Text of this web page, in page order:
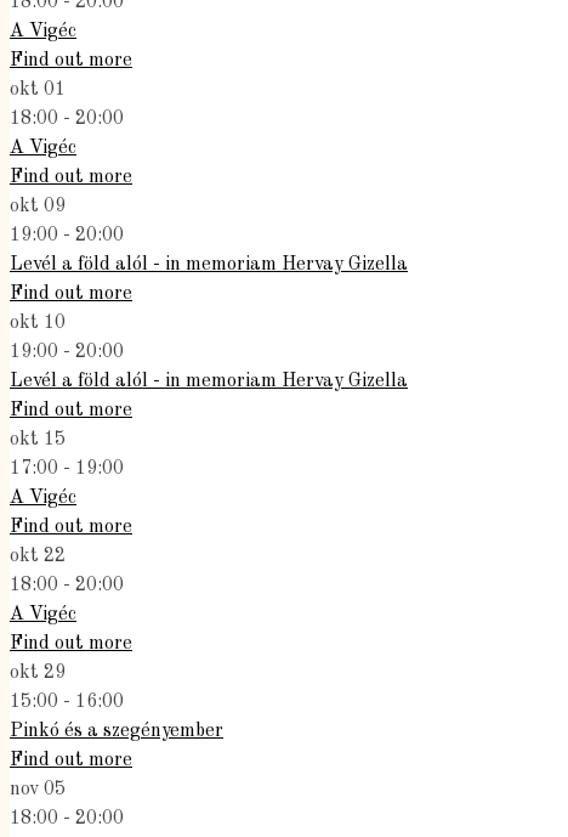
A Vigéc
Find out more
okt 01
18:00 - 20:00
A Vigéc
Find out more
okt 09
19:00 - 20:00
Levél a föld alól - in memoriam Hervay Gizella
Find out more
okt 10
19:00 - 20:00
Levél a föld alól - in memoriam Hervay Gizella
Find out more
okt 15
17:00 - 19:00
A Vigéc
Find out more
okt 22
18:00 - 20:00
A Vigéc
Find out more
okt 29
15:00 - 16:00
Pinkó és a szegényember
Find out more
nov 05
18:00 - 20:00